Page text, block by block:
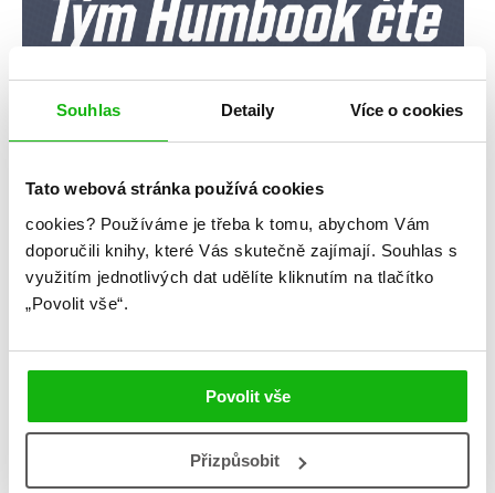
Souhlas Detaily Více o cookies
Tato webová stránka používá cookies
cookies? Používáme je třeba k tomu, abychom Vám
doporučili knihy, které Vás skutečně zajímají. Souhlas s
využitím jednotlivých dat udělíte kliknutím na tlačítko
„Povolit vše“.
Povolit vše
Přizpůsobit